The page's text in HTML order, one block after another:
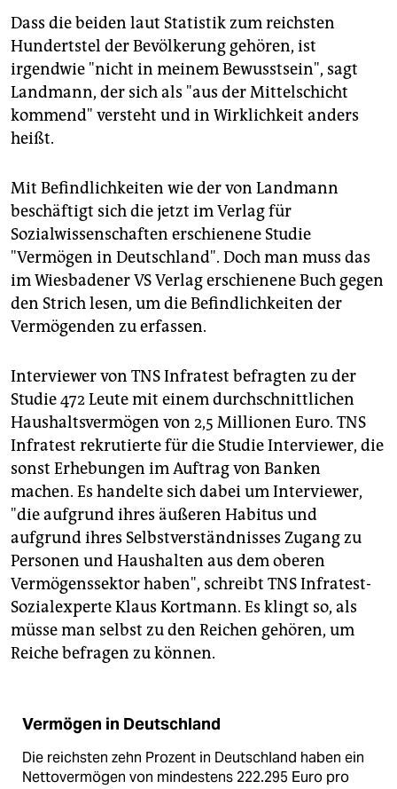
Dass die beiden laut Statistik zum reichsten
Hundertstel der Bevölkerung gehören, ist
irgendwie "nicht in meinem Bewusstsein", sagt
Landmann, der sich als "aus der Mittelschicht
kommend" versteht und in Wirklichkeit anders
heißt.
Mit Befindlichkeiten wie der von Landmann
beschäftigt sich die jetzt im Verlag für
Sozialwissenschaften erschienene Studie
"Vermögen in Deutschland". Doch man muss das
im Wiesbadener VS Verlag erschienene Buch gegen
den Strich lesen, um die Befindlichkeiten der
Vermögenden zu erfassen.
Interviewer von TNS Infratest befragten zu der
Studie 472 Leute mit einem durchschnittlichen
Haushaltsvermögen von 2,5 Millionen Euro. TNS
Infratest rekrutierte für die Studie Interviewer, die
sonst Erhebungen im Auftrag von Banken
machen. Es handelte sich dabei um Interviewer,
"die aufgrund ihres äußeren Habitus und
aufgrund ihres Selbstverständnisses Zugang zu
Personen und Haushalten aus dem oberen
Vermögenssektor haben", schreibt TNS Infratest-
Sozialexperte Klaus Kortmann. Es klingt so, als
müsse man selbst zu den Reichen gehören, um
Reiche befragen zu können.
Vermögen in Deutschland
Die reichsten zehn Prozent in Deutschland haben ein
Nettovermögen von mindestens 222.295 Euro pro